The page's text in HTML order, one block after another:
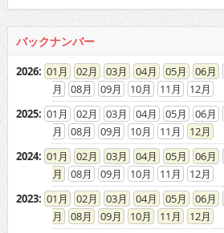
バックナンバー
2026: 01 02 03 04 05 06
08
09 10 11
12
2025: 01 02 03 04 05 06
08
09 10 11
12
2024: 01 02 03 04 05 06
08
09 10 11
12
2023: 01 02 03 04 05 06
08
09 10 11
12